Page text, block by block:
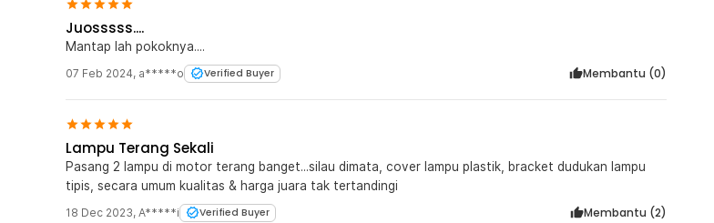
Juosssss....
Mantap lah pokoknya....
07 Feb 2024, a*****o Verified Buyer Membantu (0)
Lampu Terang Sekali
Pasang 2 lampu di motor terang banget...silau dimata, cover lampu plastik, bracket dudukan lampu
tipis, secara umum kualitas & harga juara tak tertandingi
18 Dec 2023, A*****i Verified Buyer Membantu (2)